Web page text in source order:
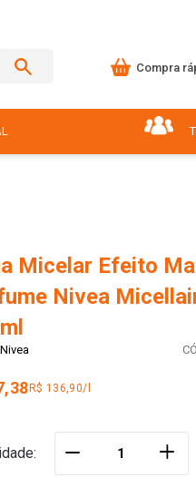
Compra
Micelar Efeito
Nivea
Nivea
R$ 136,90/l
＋